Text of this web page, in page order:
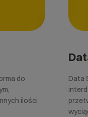
do
ilości
Data